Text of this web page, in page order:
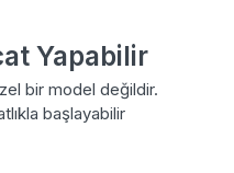
Yapabilir
bir model değildir.
başlayabilir